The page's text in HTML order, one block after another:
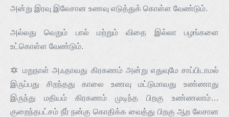
அன்று இரவு இலேசான உணவு எடுத்துக் கொள்ள வேண்டும்.
அல்லது வெறும் பால் மற்றும் விதை இல்லா பழங்களை
உட்கொள்ள வேண்டும்.
🔯 மறுநாள் அஃதாவது கிரகணம் அன்று எதுவுமே சாப்பிடாமல்
இருப்பது சிறந்தது காலை உணவு மட்டுமாவது உண்ணாது
இருந்து மதியம் கிரகணம் முடிந்த பிறகு உண்ணலாம்…
குறைந்தபட்சம் நீர் நன்கு கொதிக்க வைத்து பிறகு ஆற லேசான